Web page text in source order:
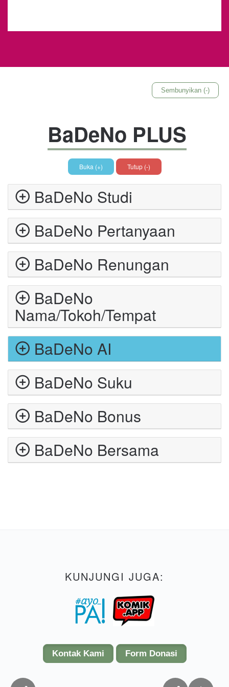
Sembunyikan (-)
BaDeNo PLUS
Buka (+) Tutup (-)
BaDeNo Studi
BaDeNo Pertanyaan
BaDeNo Renungan
BaDeNo
Nama/Tokoh/Tempat
BaDeNo AI
BaDeNo Suku
BaDeNo Bonus
BaDeNo Bersama
KUNJUNGI JUGA:
Kontak Kami Form Donasi